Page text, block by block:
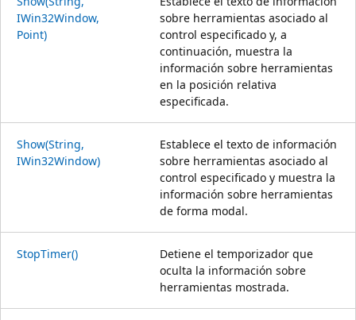
IWin32Window,
Point)
sobre herramientas asociado al
control especificado y, a
continuación, muestra la
información sobre herramientas
en la posición relativa
especificada.
Show(String,
IWin32Window)
Establece el texto de información
sobre herramientas asociado al
control especificado y muestra la
información sobre herramientas
de forma modal.
StopTimer()
Detiene el temporizador que
oculta la información sobre
herramientas mostrada.